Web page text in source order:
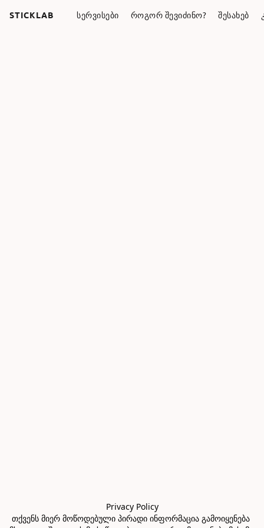
STICKLAB ᲡᲔᲠᲕᲘᲡᲔᲑᲘ ᲠᲝᲒᲝᲠ ᲨᲔᲕᲘᲫᲘᲜᲝ? ᲨᲔᲡᲐᲮᲔᲑ
Privacy Policy
თქვენს მიერ მოწოდებული პირადი ინფორმაცია გამოიყენება